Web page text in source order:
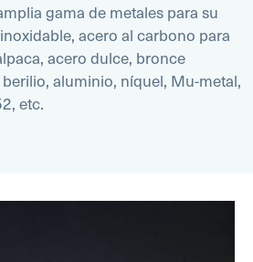
gama de metales para su
acero al carbono para
acero dulce, bronce
aluminio, níquel, Mu-metal,
etc.